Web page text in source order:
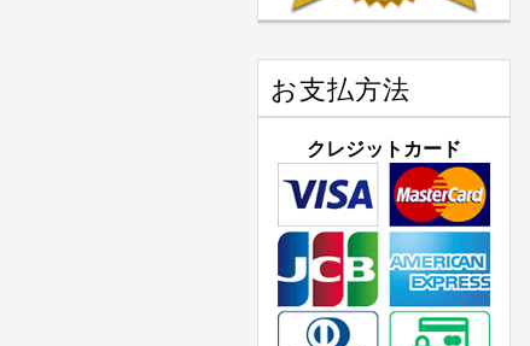
お支払方法
クレジットカード